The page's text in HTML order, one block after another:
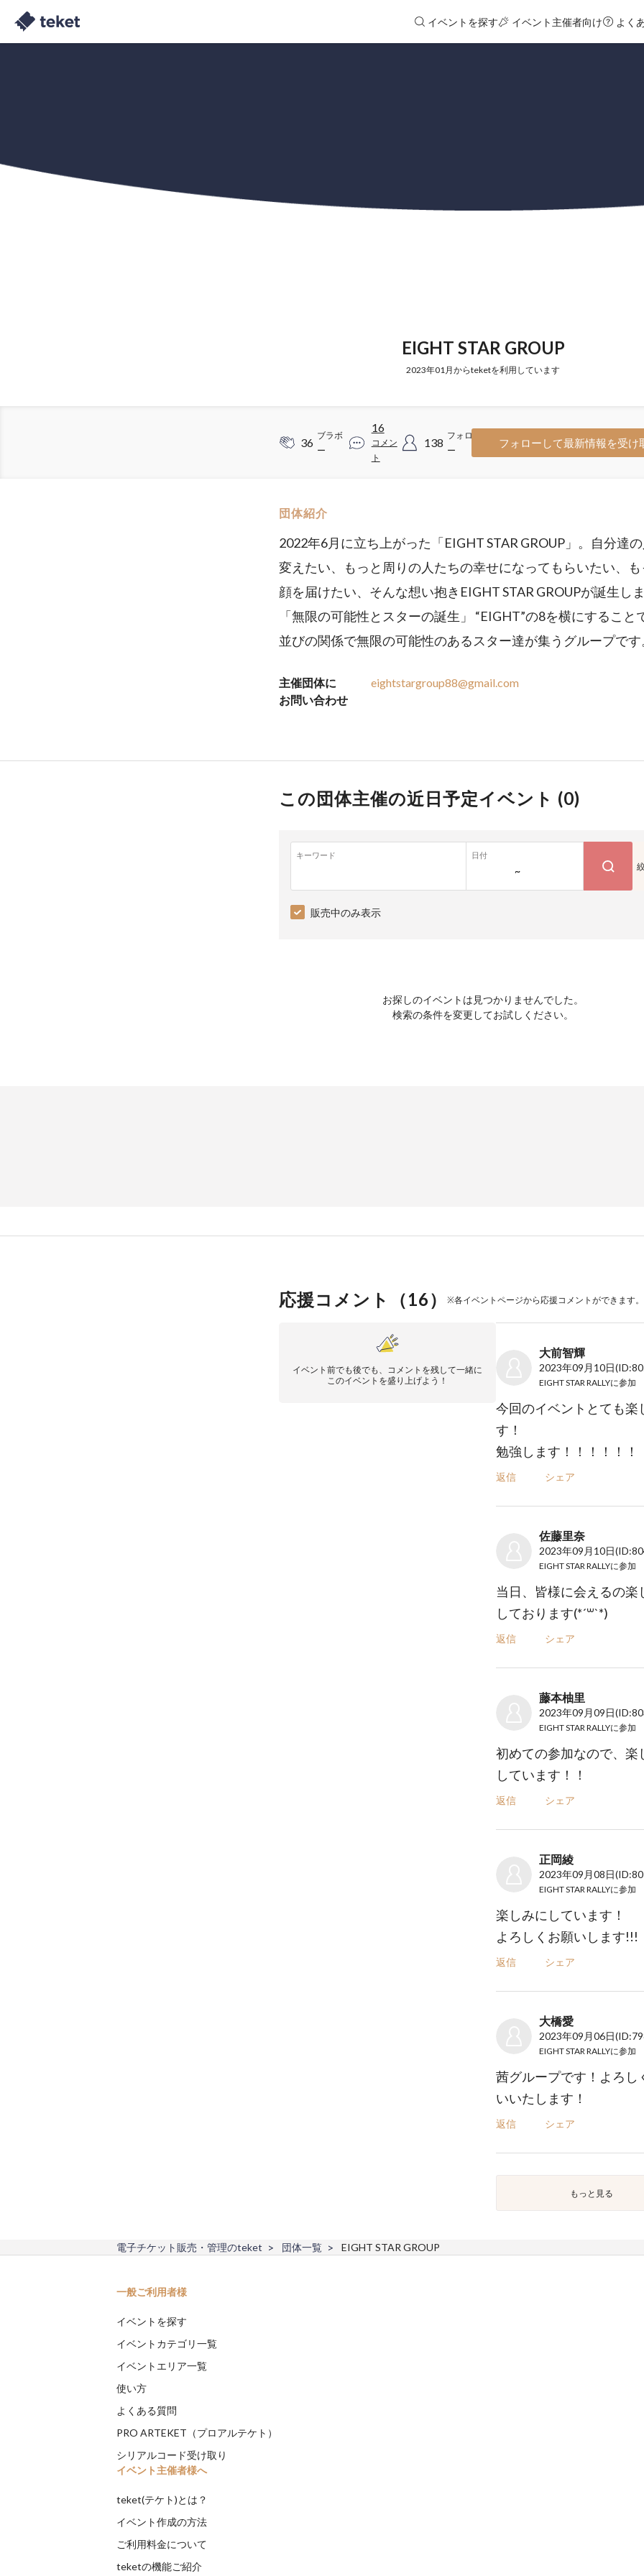
イベントを探す イベント主催者向け よく
EIGHT STAR GROUP
2023年01月からteketを利用しています
36
ブラボ
ー
16
コメン
ト
138
フォロワ
ー
フォローして最新情報を受け
団体紹介
2022年6月に立ち上がった「EIGHT STAR GROUP」。自分達
変えたい、もっと周りの人たちの幸せになってもらいたい、
顔を届けたい、そんな想い抱きEIGHT STAR GROUPが誕生し
「無限の可能性とスターの誕生」 “EIGHT”の8を横にすること
並びの関係で無限の可能性のあるスター達が集うグループです
主催団体に
お問い合わせ
eightstargroup88@gmail.com
この団体主催の近日予定イベント (0)
キーワード 日付
~
販売中のみ表示
お探しのイベントは見つかりませんでした。
検索の条件を変更してお試しください。
応援コメント（16） ※各イベントページから応援コメントができます。
イベント前でも後でも、コメントを残して一緒に
このイベントを盛り上げよう！
大前智輝
2023年09月10日
EIGHT STAR RALLYに参加
今回のイベントとても楽
す！
勉強します！！！！！！
返信 シェア
佐藤里奈
2023年09月10日
EIGHT STAR RALLYに参加
当日、皆様に会えるの楽
しております(*´꒳`*)
返信 シェア
藤本柚里
2023年09月09日
EIGHT STAR RALLYに参加
初めての参加なので、楽
しています！！
返信 シェア
正岡綾
2023年09月08日
EIGHT STAR RALLYに参加
楽しみにしています！
よろしくお願いします!!!
返信 シェア
大橋愛
2023年09月06日
EIGHT STAR RALLYに参加
茜グループです！よろし
いいたします！
返信 シェア
もっと見る
電子チケット販売・管理のteket 団体一覧 EIGHT STAR GROUP
一般ご利用者様
イベントを探す
イベントカテゴリ一覧
イベントエリア一覧
使い方
よくある質問
PRO ARTEKET（プロアルテケト）
シリアルコード受け取り
イベント主催者様へ
teket(テケト)とは？
イベント作成の方法
ご利用料金について
teketの機能ご紹介